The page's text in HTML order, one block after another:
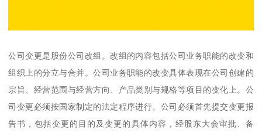
公司变更是股份公司改组。改组的内容包括公司业务职能的改变和
组织上的分立与合并。公司业务职能的改变具体表现在公司创建的
宗旨、经营范围与经营方向、产品类别与规格等项目的变化上。公
司变更必须按国家制定的法定程序进行。公司必须首先提交变更报
告书，包括变更的目的及变更的具体内容，经股东大会审批、备